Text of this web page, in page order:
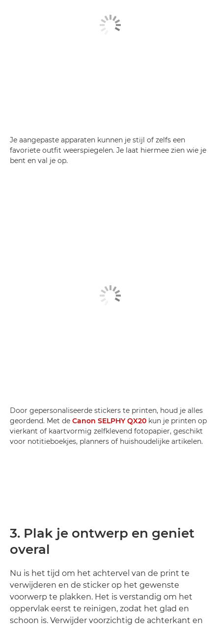
Je aangepaste apparaten kunnen je stijl of zelfs een
favoriete outfit weerspiegelen. Je laat hiermee zien wie je
bent en val je op.
Door gepersonaliseerde stickers te printen, houd je alles
geordend. Met de Canon SELPHY QX20 kun je printen op
vierkant of kaartvormig zelfklevend fotopapier, geschikt
voor notitieboekjes, planners of huishoudelijke artikelen.
3. Plak je ontwerp en geniet
overal
Nu is het tijd om het achtervel van de print te
verwijderen en de sticker op het gewenste
voorwerp te plakken. Het is verstandig om het
oppervlak eerst te reinigen, zodat het glad en
schoon is. Verwijder voorzichtig de achterkant en